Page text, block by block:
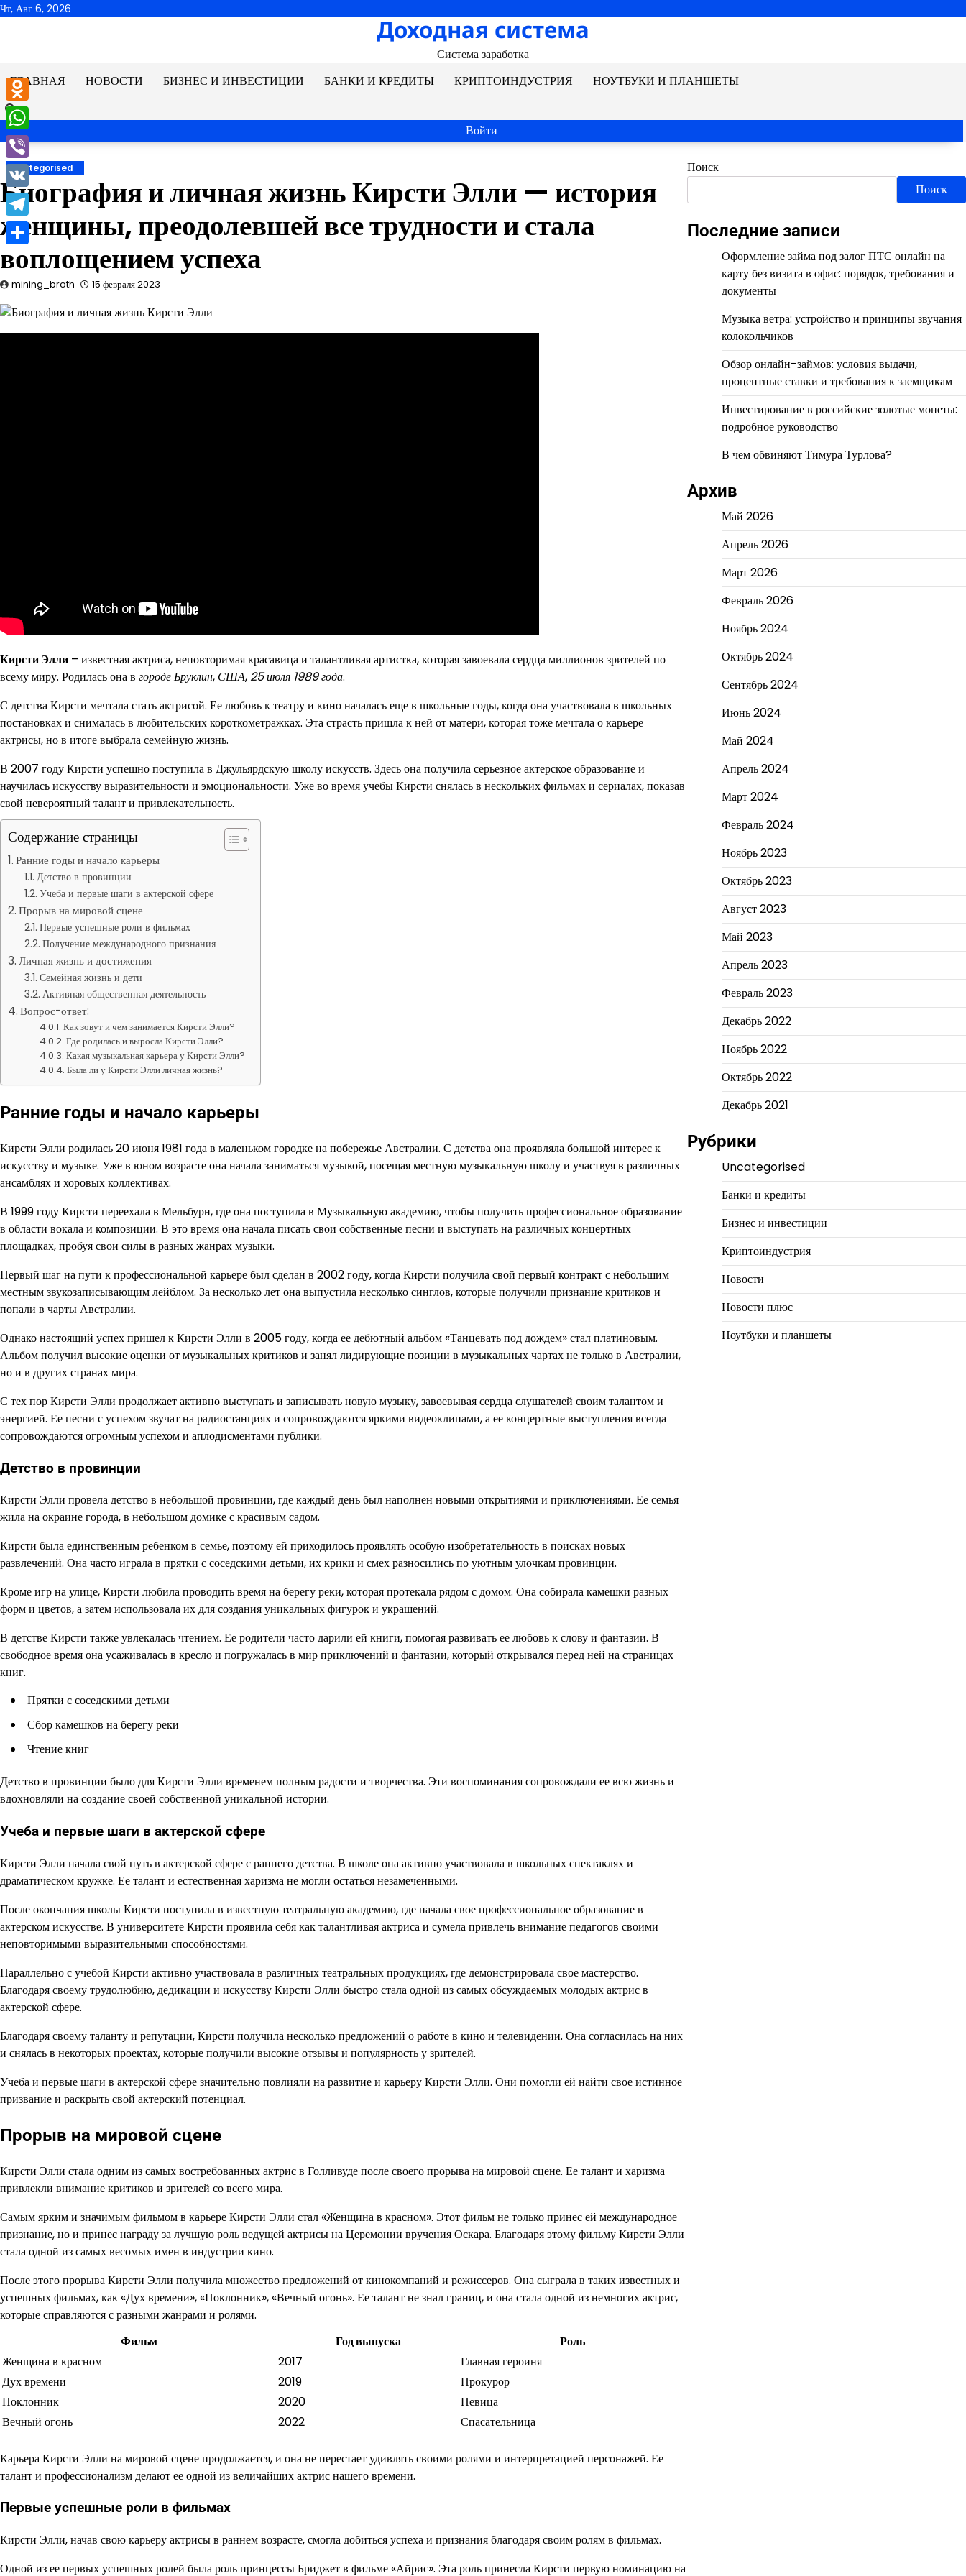
Перейти
Чт, Авг 6, 2026
Доходная система
Система заработка
ГЛАВНАЯ
НОВОСТИ БИЗНЕС И ИНВЕСТИЦИИ БАНКИ И КРЕДИТЫ КРИПТОИНДУСТРИЯ НОУТБУКИ И ПЛАНШЕТЫ
Войти
Uncategorised
Биография и личная жизнь Кирсти Элли — история
женщины, преодолевшей все трудности и стала
воплощением успеха
mining_broth 15 февраля 2023
Кирсти Элли – известная актриса, неповторимая красавица и талантливая артистка, которая завоевала сердца миллионов зрителей по
всему миру. Родилась она в городе Бруклин, США, 25 июля 1989 года.
С детства Кирсти мечтала стать актрисой. Ее любовь к театру и кино началась еще в школьные годы, когда она участвовала в школьных
постановках и снималась в любительских короткометражках. Эта страсть пришла к ней от матери, которая тоже мечтала о карьере
актрисы, но в итоге выбрала семейную жизнь.
В 2007 году Кирсти успешно поступила в Джульярдскую школу искусств. Здесь она получила серьезное актерское образование и
научилась искусству выразительности и эмоциональности. Уже во время учебы Кирсти снялась в нескольких фильмах и сериалах, показав
свой невероятный талант и привлекательность.
Содержание страницы
Ранние годы и начало карьеры
Детство в провинции
Учеба и первые шаги в актерской сфере
Прорыв на мировой сцене
Первые успешные роли в фильмах
Получение международного признания
Личная жизнь и достижения
Семейная жизнь и дети
Активная общественная деятельность
Вопрос-ответ:
Как зовут и чем занимается Кирсти Элли?
Где родилась и выросла Кирсти Элли?
Какая музыкальная карьера у Кирсти Элли?
Была ли у Кирсти Элли личная жизнь?
Ранние годы и начало карьеры
Кирсти Элли родилась 20 июня 1981 года в маленьком городке на побережье Австралии. С детства она проявляла большой интерес к
искусству и музыке. Уже в юном возрасте она начала заниматься музыкой, посещая местную музыкальную школу и участвуя в различных
ансамблях и хоровых коллективах.
В 1999 году Кирсти переехала в Мельбурн, где она поступила в Музыкальную академию, чтобы получить профессиональное образование
в области вокала и композиции. В это время она начала писать свои собственные песни и выступать на различных концертных
площадках, пробуя свои силы в разных жанрах музыки.
Первый шаг на пути к профессиональной карьере был сделан в 2002 году, когда Кирсти получила свой первый контракт с небольшим
местным звукозаписывающим лейблом. За несколько лет она выпустила несколько синглов, которые получили признание критиков и
попали в чарты Австралии.
Однако настоящий успех пришел к Кирсти Элли в 2005 году, когда ее дебютный альбом «Танцевать под дождем» стал платиновым.
Альбом получил высокие оценки от музыкальных критиков и занял лидирующие позиции в музыкальных чартах не только в Австралии,
но и в других странах мира.
С тех пор Кирсти Элли продолжает активно выступать и записывать новую музыку, завоевывая сердца слушателей своим талантом и
энергией. Ее песни с успехом звучат на радиостанциях и сопровождаются яркими видеоклипами, а ее концертные выступления всегда
сопровождаются огромным успехом и аплодисментами публики.
Детство в провинции
Кирсти Элли провела детство в небольшой провинции, где каждый день был наполнен новыми открытиями и приключениями. Ее семья
жила на окраине города, в небольшом домике с красивым садом.
Кирсти была единственным ребенком в семье, поэтому ей приходилось проявлять особую изобретательность в поисках новых
развлечений. Она часто играла в прятки с соседскими детьми, их крики и смех разносились по уютным улочкам провинции.
Кроме игр на улице, Кирсти любила проводить время на берегу реки, которая протекала рядом с домом. Она собирала камешки разных
форм и цветов, а затем использовала их для создания уникальных фигурок и украшений.
В детстве Кирсти также увлекалась чтением. Ее родители часто дарили ей книги, помогая развивать ее любовь к слову и фантазии. В
свободное время она усаживалась в кресло и погружалась в мир приключений и фантазии, который открывался перед ней на страницах
книг.
Прятки с соседскими детьми
Сбор камешков на берегу реки
Чтение книг
Детство в провинции было для Кирсти Элли временем полным радости и творчества. Эти воспоминания сопровождали ее всю жизнь и
вдохновляли на создание своей собственной уникальной истории.
Учеба и первые шаги в актерской сфере
Кирсти Элли начала свой путь в актерской сфере с раннего детства. В школе она активно участвовала в школьных спектаклях и
драматическом кружке. Ее талант и естественная харизма не могли остаться незамеченными.
После окончания школы Кирсти поступила в известную театральную академию, где начала свое профессиональное образование в
актерском искусстве. В университете Кирсти проявила себя как талантливая актриса и сумела привлечь внимание педагогов своими
неповторимыми выразительными способностями.
Параллельно с учебой Кирсти активно участвовала в различных театральных продукциях, где демонстрировала свое мастерство.
Благодаря своему трудолюбию, дедикации и искусству Кирсти Элли быстро стала одной из самых обсуждаемых молодых актрис в
актерской сфере.
Благодаря своему таланту и репутации, Кирсти получила несколько предложений о работе в кино и телевидении. Она согласилась на них
и снялась в некоторых проектах, которые получили высокие отзывы и популярность у зрителей.
Учеба и первые шаги в актерской сфере значительно повлияли на развитие и карьеру Кирсти Элли. Они помогли ей найти свое истинное
призвание и раскрыть свой актерский потенциал.
Прорыв на мировой сцене
Кирсти Элли стала одним из самых востребованных актрис в Голливуде после своего прорыва на мировой сцене. Ее талант и харизма
привлекли внимание критиков и зрителей со всего мира.
Самым ярким и значимым фильмом в карьере Кирсти Элли стал «Женщина в красном». Этот фильм не только принес ей международное
признание, но и принес награду за лучшую роль ведущей актрисы на Церемонии вручения Оскара. Благодаря этому фильму Кирсти Элли
стала одной из самых весомых имен в индустрии кино.
После этого прорыва Кирсти Элли получила множество предложений от кинокомпаний и режиссеров. Она сыграла в таких известных и
успешных фильмах, как «Дух времени», «Поклонник», «Вечный огонь». Ее талант не знал границ, и она стала одной из немногих актрис,
которые справляются с разными жанрами и ролями.
Фильм
Год выпуска
Роль
Женщина в красном
2017
Главная героиня
Дух времени
2019
Прокурор
Поклонник
2020
Певица
Вечный огонь
2022 Спасательница
Карьера Кирсти Элли на мировой сцене продолжается, и она не перестает удивлять своими ролями и интерпретацией персонажей. Ее
талант и профессионализм делают ее одной из величайших актрис нашего времени.
Первые успешные роли в фильмах
Кирсти Элли, начав свою карьеру актрисы в раннем возрасте, смогла добиться успеха и признания благодаря своим ролям в фильмах.
Одной из ее первых успешных ролей была роль принцессы Бриджет в фильме «Айрис». Эта роль принесла Кирсти первую номинацию на
Поиск
Поиск
Последние записи
Оформление займа под залог ПТС онлайн на
карту без визита в офис: порядок, требования и
документы
Музыка ветра: устройство и принципы звучания
колокольчиков
Обзор онлайн-займов: условия выдачи,
процентные ставки и требования к заемщикам
Инвестирование в российские золотые монеты:
подробное руководство
В чем обвиняют Тимура Турлова?
Архив
Май 2026
Апрель 2026
Март 2026
Февраль 2026
Ноябрь 2024
Октябрь 2024
Сентябрь 2024
Июнь 2024
Май 2024
Апрель 2024
Март 2024
Февраль 2024
Ноябрь 2023
Октябрь 2023
Август 2023
Май 2023
Апрель 2023
Февраль 2023
Декабрь 2022
Ноябрь 2022
Октябрь 2022
Декабрь 2021
Рубрики
Uncategorised
Банки и кредиты
Бизнес и инвестиции
Криптоиндустрия
Новости
Новости плюс
Ноутбуки и планшеты
Odnoklassniki
WhatsApp
Viber
VK
Telegram
Отправить